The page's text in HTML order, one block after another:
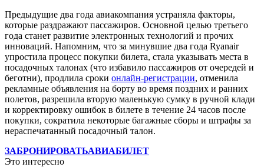
Предыдущие два года авиакомпания устраняла факторы,
которые раздражают пассажиров. Основной целью третьего
года станет развитие электронных технологий и прочих
инноваций. Напомним, что за минувшие два года Ryanair
упростила процесс покупки билета, стала указывать места в
посадочных талонах (что избавило пассажиров от очередей и
беготни), продлила сроки онлайн-регистрации, отменила
рекламные объявления на борту во время поздних и ранних
полетов, разрешила вторую маленькую сумку в ручной клади
и корректировку ошибок в билете в течение 24 часов после
покупки, сократила некоторые багажные сборы и штрафы за
нераспечатанный посадочный талон.
ЗАБРОНИРОВАТЬАВИАБИЛЕТ
Это интересно